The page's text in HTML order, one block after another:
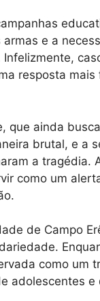
e a
resposta mais
que ainda
brutal, e a
a tragédia.
como um
de Campo
como um
adolescentes e